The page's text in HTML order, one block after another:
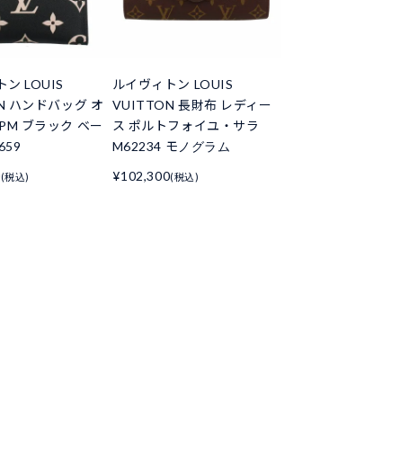
ン LOUIS
ハンドバッグ オ
ブラック ベー
(税込)
ルイヴィトン LOUIS
VUITTON 長財布 レディー
ス ポルトフォイユ・サラ
M62234 モノグラム
¥102,300(税込)